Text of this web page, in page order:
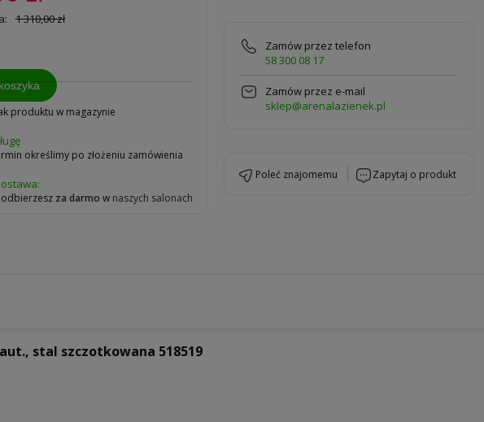
1 310,00 zł
produktu w magazynie
określimy po złożeniu zamówienia
za darmo w naszych salonach
Zamów przez telefon
58 300 08 17
Zamów przez e-mail
sklep@arenalazienek.pl
poleć znajomemu zapytaj o produkt
stal szczotkowana 518519